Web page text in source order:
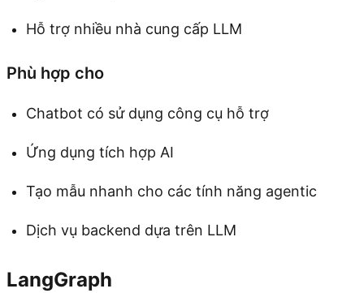
Hỗ trợ nhiều nhà cung cấp LLM
Phù hợp cho
Chatbot có sử dụng công cụ hỗ trợ
Ứng dụng tích hợp AI
Tạo mẫu nhanh cho các tính năng agentic
Dịch vụ backend dựa trên LLM
LangGraph